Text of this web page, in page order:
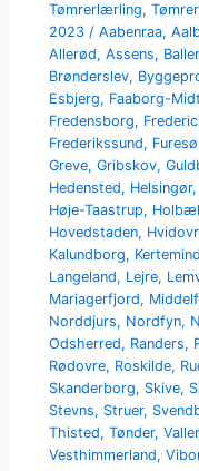
Tømrerlærling,
2023/Aabenraa,
Allerød,Assens,
Brønderslev,
Esbjerg, Faaborg-
Fredensborg,
Frederikssund, Furesø
Greve,Gribskov,
Hedensted, Helsingør,
Høje-Taastrup,
Hovedstaden,
Kalundborg,
Langeland, Lejre,
Mariagerfjord,
Norddjurs, Nordfyn,
Odsherred, Randers,
Rødovre, Roskilde,
Skanderborg, Skive,
Stevns, Struer,
Thisted,Tønder,
Vesthimmerland,